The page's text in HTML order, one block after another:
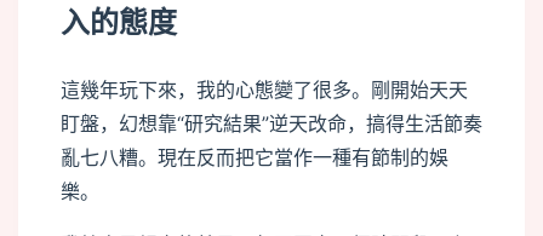
入的態度
這幾年玩下來，我的心態變了很多。剛開始天天
盯盤，幻想靠“研究結果”逆天改命，搞得生活節奏
亂七八糟。現在反而把它當作一種有節制的娛
樂。